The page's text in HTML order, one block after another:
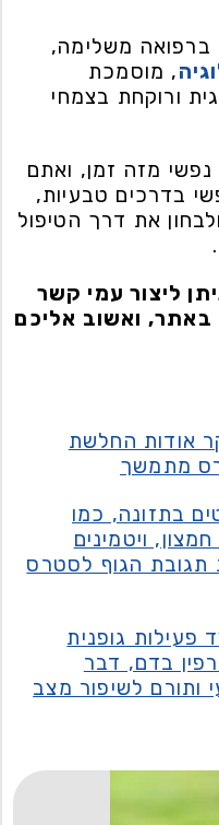
ברפואה משלימה,
, מוסמכת
ורוקחת בצמחי
מזה זמן, ואתם
בדרכים טבעיות,
את דרך הטיפול
ליצור עמי קשר
באתר, ואשוב אליכם
אודות החלשת
מתמשך
בתזונה, כמו
ויטמינים
תגובת הגוף לסטרס
פעילות גופנית
בדם, דבר
לשיפור מצב